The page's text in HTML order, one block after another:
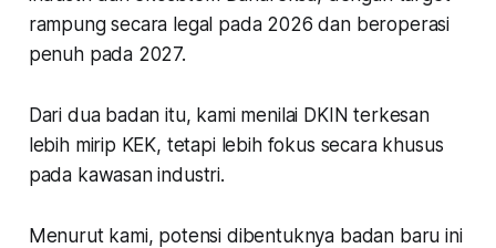
rampung secara legal pada 2026 dan beroperasi
penuh pada 2027.
Dari dua badan itu, kami menilai DKIN terkesan
lebih mirip KEK, tetapi lebih fokus secara khusus
pada kawasan industri.
Menurut kami, potensi dibentuknya badan baru ini